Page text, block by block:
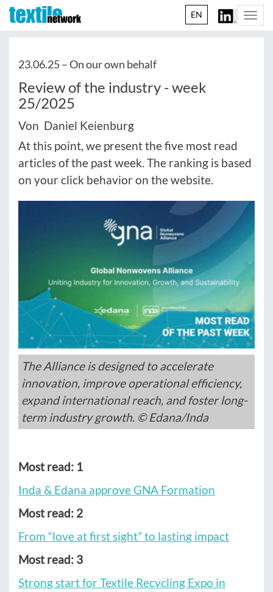
EN
23.06.25 –On our own behalf
Review of the industry - week
25/2025
Von Daniel Keienburg
At this point, we present the five most read
articles of the past week. The ranking is based
on your click behavior on the website.
The Alliance is designed to accelerate
innovation, improve operational efficiency,
expand international reach, and foster long-
term industry growth. © Edana/Inda
Most read: 1
Inda & Edana approve GNA Formation
Most read: 2
From “love at first sight” to lasting impact
Most read: 3
Strong start for Textile Recycling Expo in